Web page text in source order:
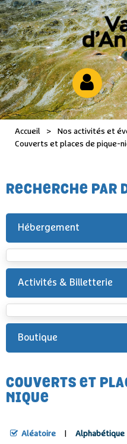
Accueil > Nos activités et
Couverts et places de pique-
RECHERCHE PAR
Hébergement
Activités & Billetterie
Boutique
COUVERTS ET
NIQUE
Aléatoire Alphabétique